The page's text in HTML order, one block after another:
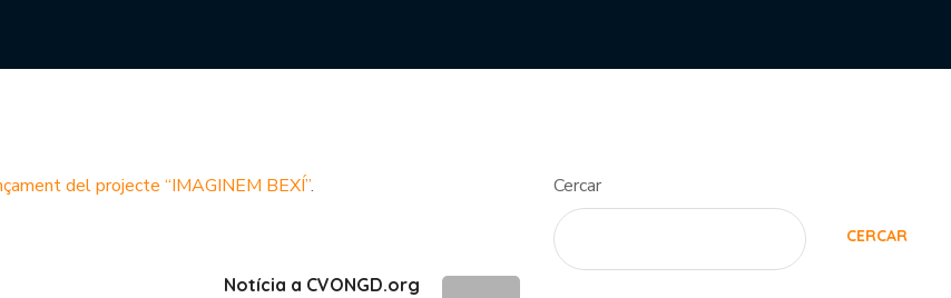
del projecte “IMAGINEM BEXÍ”.
Notícia a CVONGD.org
Cercar
CERCAR